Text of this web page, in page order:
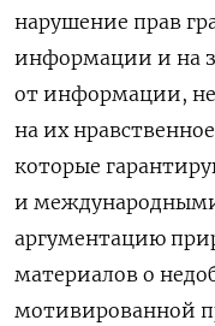
нарушение прав
информации и на
от информации,
на их
которые
и
аргументацию
материалов о
мотивированной